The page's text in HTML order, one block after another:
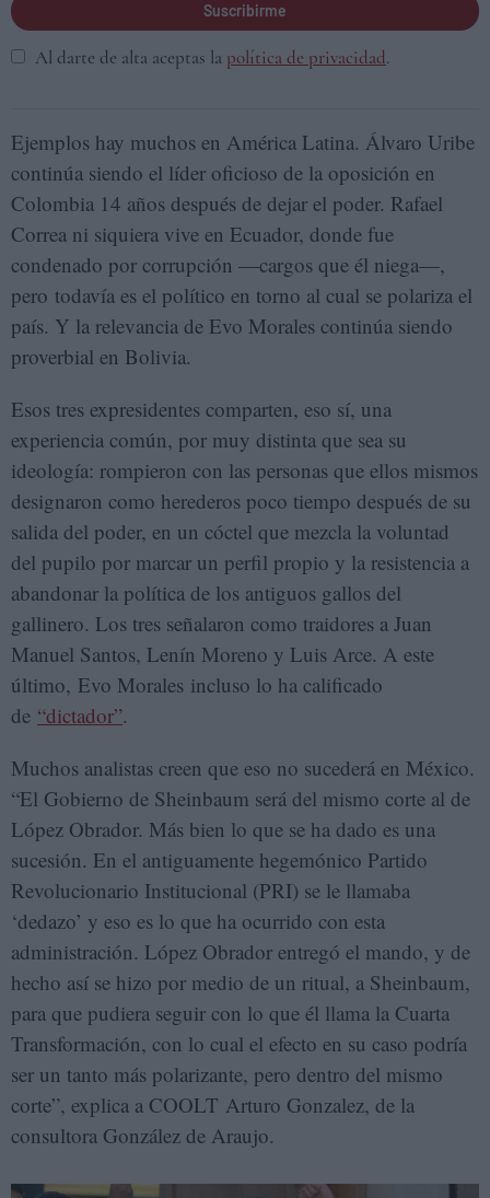
Suscribirme
Al darte de alta aceptas la política de privacidad.
Ejemplos hay muchos en América Latina. Álvaro Uribe
continúa siendo el líder oficioso de la oposición en
Colombia 14 años después de dejar el poder. Rafael
Correa ni siquiera vive en Ecuador, donde fue
condenado por corrupción —cargos que él niega—,
pero todavía es el político en torno al cual se polariza el
país. Y la relevancia de Evo Morales continúa siendo
proverbial en Bolivia.
Esos tres expresidentes comparten, eso sí, una
experiencia común, por muy distinta que sea su
ideología: rompieron con las personas que ellos mismos
designaron como herederos poco tiempo después de su
salida del poder, en un cóctel que mezcla la voluntad
del pupilo por marcar un perfil propio y la resistencia a
abandonar la política de los antiguos gallos del
gallinero. Los tres señalaron como traidores a Juan
Manuel Santos, Lenín Moreno y Luis Arce. A este
último, Evo Morales incluso lo ha calificado
de “dictador”.
Muchos analistas creen que eso no sucederá en México.
“El Gobierno de Sheinbaum será del mismo corte al de
López Obrador. Más bien lo que se ha dado es una
sucesión. En el antiguamente hegemónico Partido
Revolucionario Institucional (PRI) se le llamaba
‘dedazo’ y eso es lo que ha ocurrido con esta
administración. López Obrador entregó el mando, y de
hecho así se hizo por medio de un ritual, a Sheinbaum,
para que pudiera seguir con lo que él llama la Cuarta
Transformación, con lo cual el efecto en su caso podría
ser un tanto más polarizante, pero dentro del mismo
corte”, explica a COOLT Arturo Gonzalez, de la
consultora González de Araujo.